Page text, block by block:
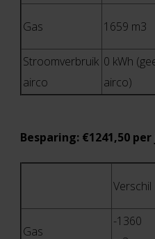
Gas 1659 m3
Stroomverbruik
airco
0 kWh
airco)
Besparing: €1241,50
Verschil
Gas
-1360